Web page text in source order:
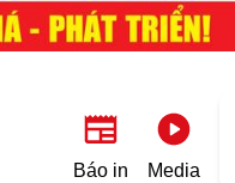
Báo in Media